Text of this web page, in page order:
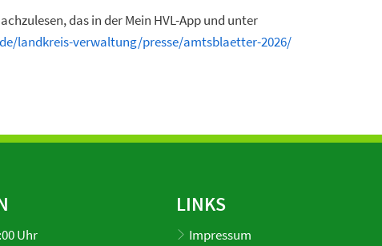
das in der Mein HVL-App und unter
landkreis-verwaltung/presse/amtsblaetter-2026/
Uhr
LINKS
Impressum